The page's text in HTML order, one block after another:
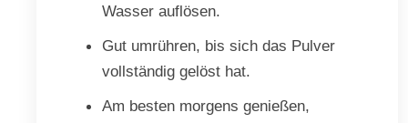
Wasser auflösen.
Gut umrühren, bis sich das Pulver
vollständig gelöst hat.
Am besten morgens genießen,